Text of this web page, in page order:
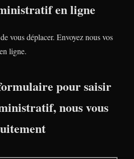
en ligne
vous déplacer. Envoyez nous vos
ligne.
pour saisir
nous vous